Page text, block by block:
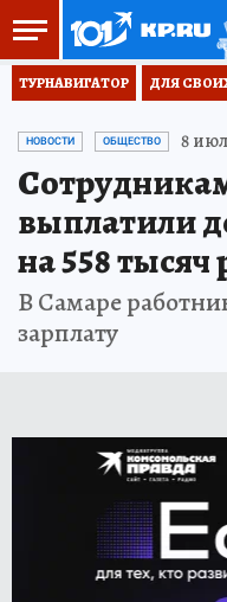
ТУРНАВИГАТОР ДЛЯ
НОВОСТИ ОБЩЕСТВО 8
выплатили
на 558 тысяч
В Самаре
зарплату